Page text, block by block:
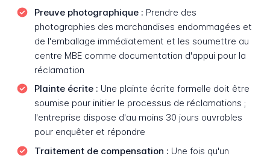
Preuve photographique : Prendre des
photographies des marchandises endommagées et
de l'emballage immédiatement et les soumettre au
centre MBE comme documentation d'appui pour la
réclamation
Plainte écrite : Une plainte écrite formelle doit être
soumise pour initier le processus de réclamations ;
l'entreprise dispose d'au moins 30 jours ouvrables
pour enquêter et répondre
Traitement de compensation : Une fois qu'un